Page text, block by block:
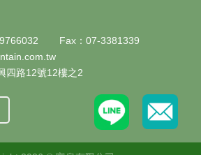
9766032 Fax：07-3381339
四路12號12樓之2